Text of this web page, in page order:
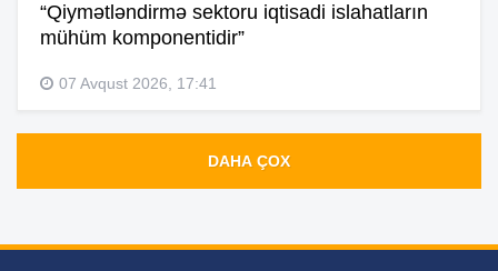
“Qiymətləndirmə sektoru iqtisadi islahatların
mühüm komponentidir”
07 Avqust 2026, 17:41
DAHA ÇOX